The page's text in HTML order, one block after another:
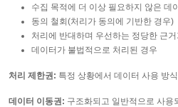
수집 목적에 더 이상 필요하지 않은 데
동의 철회(처리가 동의에 기반한 경우)
처리에 반대하며 우선하는 정당한 근
데이터가 불법적으로 처리된 경우
처리 제한권: 특정 상황에서 데이터 사용 방
데이터 이동권: 구조화되고 일반적으로 사용